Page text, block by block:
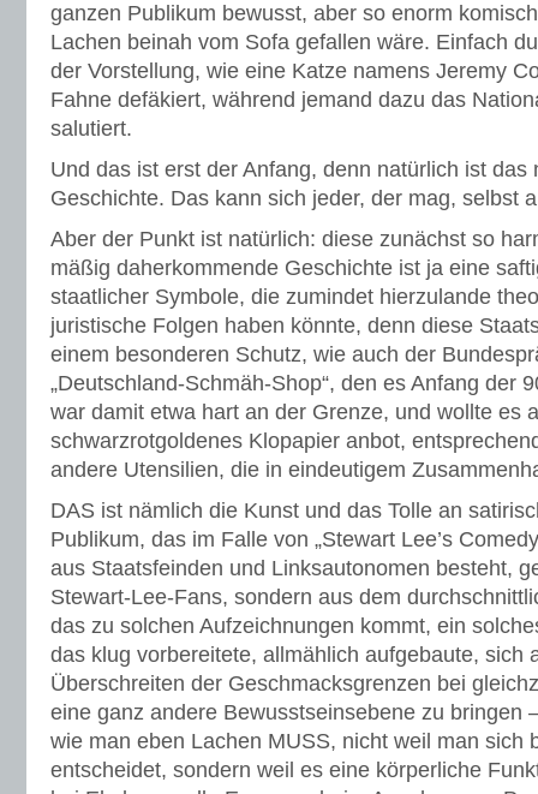
ganzen Publikum bewusst, aber so enorm
Lachen beinah vom Sofa gefallen wäre. Einfach
der Vorstellung, wie eine Katze namens Jeremy
Fahne defäkiert, während jemand dazu das
salutiert.
Und das ist erst der Anfang, denn natürlich ist das
Geschichte. Das kann sich jeder, der mag, selbst
Aber der Punkt ist natürlich: diese zunächst so
mäßig daherkommende Geschichte ist ja eine
staatlicher Symbole, die zumindet hierzulande
juristische Folgen haben könnte, denn diese
einem besonderen Schutz, wie auch der
„Deutschland-Schmäh-Shop“, den es Anfang der
war damit etwa hart an der Grenze, und wollte es
schwarzrotgoldenes Klopapier anbot,
andere Utensilien, die in eindeutigem
DAS ist nämlich die Kunst und das Tolle an
Publikum, das im Falle von „Stewart Lee’s
aus Staatsfeinden und Linksautonomen besteht,
Stewart-Lee-Fans, sondern aus dem
das zu solchen Aufzeichnungen kommt, ein
das klug vorbereitete, allmählich aufgebaute, sich
Überschreiten der Geschmacksgrenzen bei
eine ganz andere Bewusstseinsebene zu
wie man eben Lachen MUSS, nicht weil man sich
entscheidet, sondern weil es eine körperliche